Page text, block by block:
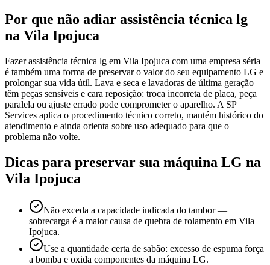
Por que não adiar assistência técnica lg
na Vila Ipojuca
Fazer assistência técnica lg em Vila Ipojuca com uma empresa séria
é também uma forma de preservar o valor do seu equipamento LG e
prolongar sua vida útil. Lava e seca e lavadoras de última geração
têm peças sensíveis e cara reposição: troca incorreta de placa, peça
paralela ou ajuste errado pode comprometer o aparelho. A SP
Services aplica o procedimento técnico correto, mantém histórico do
atendimento e ainda orienta sobre uso adequado para que o
problema não volte.
Dicas para preservar sua máquina LG na
Vila Ipojuca
Não exceda a capacidade indicada do tambor —
sobrecarga é a maior causa de quebra de rolamento em Vila
Ipojuca.
Use a quantidade certa de sabão: excesso de espuma força
a bomba e oxida componentes da máquina LG.